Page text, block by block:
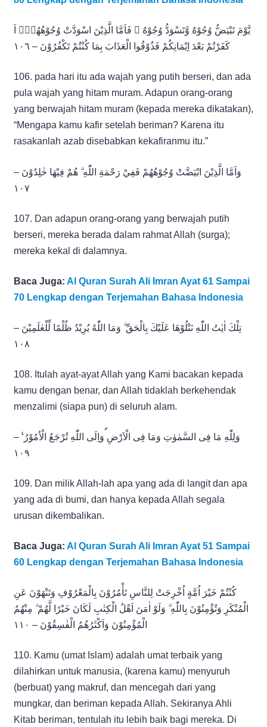
يَّوْمَ تَبْيَضُّ وُجُوْهٌ وَّتَسْوَدُّ وُجُوْهٌ ۚ فَاَمَّا الَّذِيْنَ اسْوَدَّتْ وُجُوْهُهُمْۗ اَ
كَفَرْتُمْ بَعْدَ اِيْمَانِكُمْ فَذُوْقُوا الْعَذَابَ بِمَا كُنْتُمْ تَكْفُرُوْنَ – ١٠٦
106. pada hari itu ada wajah yang putih berseri, dan ada
pula wajah yang hitam muram. Adapun orang-orang
yang berwajah hitam muram (kepada mereka dikatakan),
“Mengapa kamu kafir setelah beriman? Karena itu
rasakanlah azab disebabkan kekafiranmu itu.”
وَاَمَّا الَّذِيْنَ ابْيَضَّتْ وُجُوْهُهُمْ فَفِيْ رَحْمَةِ اللّٰهِ ۗ هُمْ فِيْهَا خٰلِدُوْنَ –
١٠٧
107. Dan adapun orang-orang yang berwajah putih
berseri, mereka berada dalam rahmat Allah (surga);
mereka kekal di dalamnya.
Baca Juga: Al Quran Surah Ali Imran Ayat 61 Sampai
70 Lengkap dengan Terjemahan Bahasa Indonesia
تِلْكَ اٰيٰتُ اللّٰهِ نَتْلُوْهَا عَلَيْكَ بِالْحَقِّ ۗ وَمَا اللّٰهُ يُرِيْدُ ظُلْمًا لِّلْعٰلَمِيْنَ –
١٠٨
108. Itulah ayat-ayat Allah yang Kami bacakan kepada
kamu dengan benar, dan Allah tidaklah berkehendak
menzalimi (siapa pun) di seluruh alam.
وَلِلّٰهِ مَا فِى السَّمٰوٰتِ وَمَا فِى الْاَرْضِ ۗوَاِلَى اللّٰهِ تُرْجَعُ الْاُمُوْرُ ࣖ –
١٠٩
109. Dan milik Allah-lah apa yang ada di langit dan apa
yang ada di bumi, dan hanya kepada Allah segala
urusan dikembalikan.
Baca Juga: Al Quran Surah Ali Imran Ayat 51 Sampai
60 Lengkap dengan Terjemahan Bahasa Indonesia
كُنْتُمْ خَيْرَ اُمَّةٍ اُخْرِجَتْ لِلنَّاسِ تَأْمُرُوْنَ بِالْمَعْرُوْفِ وَتَنْهَوْنَ عَنِ
الْمُنْكَرِ وَتُؤْمِنُوْنَ بِاللّٰهِ ۗ وَلَوْ اٰمَنَ اَهْلُ الْكِتٰبِ لَكَانَ خَيْرًا لَّهُمْ ۗ مِنْهُمُ
الْمُؤْمِنُوْنَ وَاَكْثَرُهُمُ الْفٰسِقُوْنَ – ١١٠
110. Kamu (umat Islam) adalah umat terbaik yang
dilahirkan untuk manusia, (karena kamu) menyuruh
(berbuat) yang makruf, dan mencegah dari yang
mungkar, dan beriman kepada Allah. Sekiranya Ahli
Kitab beriman, tentulah itu lebih baik bagi mereka. Di